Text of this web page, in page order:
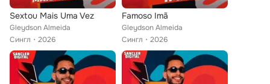
Sextou Mais Uma Vez
Gleydson Almeida
Сингл
2026
Famoso Imã
Gleydson Almeida
Сингл
2026